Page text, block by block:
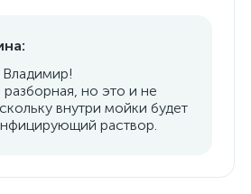
но это и не
внутри мойки будет
раствор.